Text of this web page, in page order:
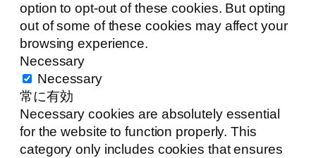
option to opt-out of these cookies. But opting
out of some of these cookies may affect your
browsing experience.
Necessary
Necessary
常に有効
Necessary cookies are absolutely essential
for the website to function properly. This
category only includes cookies that ensures